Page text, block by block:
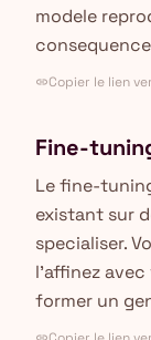
modele
linkCopier le lien
Fine-
Le fine-
existant sur
specialiser.
l'affinez avec
former un